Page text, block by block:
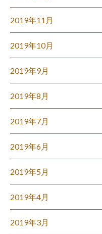
2019年11月
2019年10月
2019年9月
2019年8月
2019年7月
2019年6月
2019年5月
2019年4月
2019年3月